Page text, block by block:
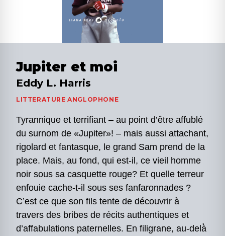
Jupiter et moi
Eddy L. Harris
LITTERATURE ANGLOPHONE
Tyrannique et terrifiant – au point d’être affublé
du surnom de «Jupiter»! – mais aussi attachant,
rigolard et fantasque, le grand Sam prend de la
place. Mais, au fond, qui est-il, ce vieil homme
noir sous sa casquette rouge? Et quelle terreur
enfouie cache-t-il sous ses fanfaronnades ?
C’est ce que son fils tente de découvrir à
travers des bribes de récits authentiques et
d’affabulations paternelles. En filigrane, au-delà̀